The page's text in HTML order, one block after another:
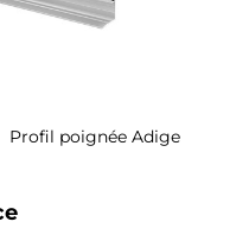
Profil poignée Adige